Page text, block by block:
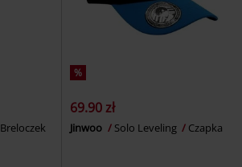
Breloczek
%
69.90 zł
Jinwoo Solo Leveling Czapka